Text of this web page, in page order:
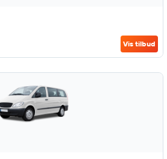
Vis tilbud